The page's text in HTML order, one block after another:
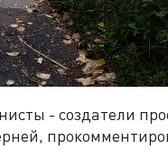
- создатели